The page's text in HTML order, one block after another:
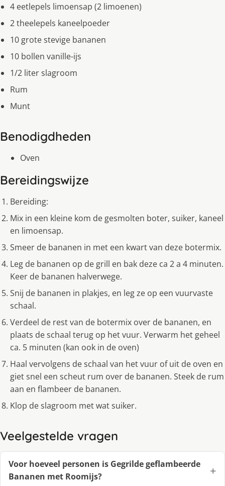
4 eetlepels limoensap (2 limoenen)
2 theelepels kaneelpoeder
10 grote stevige bananen
10 bollen vanille-ijs
1/2 liter slagroom
Rum
Munt
Benodigdheden
Oven
Bereidingswijze
Bereiding:
Mix in een kleine kom de gesmolten boter, suiker, kaneel
en limoensap.
Smeer de bananen in met een kwart van deze botermix.
Leg de bananen op de grill en bak deze ca 2 a 4 minuten.
Keer de bananen halverwege.
Snij de bananen in plakjes, en leg ze op een vuurvaste
schaal.
Verdeel de rest van de botermix over de bananen, en
plaats de schaal terug op het vuur. Verwarm het geheel
ca. 5 minuten (kan ook in de oven)
Haal vervolgens de schaal van het vuur of uit de oven en
giet snel een scheut rum over de bananen. Steek de rum
aan en flambeer de bananen.
Klop de slagroom met wat suiker.
Veelgestelde vragen
Voor hoeveel personen is Gegrilde geflambeerde
Bananen met Roomijs?